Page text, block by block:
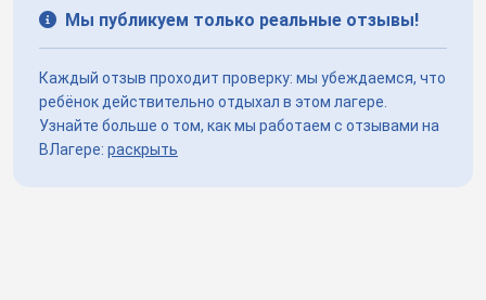
Мы публикуем только реальные отзывы!
Каждый отзыв проходит проверку: мы убеждаемся, что
ребёнок действительно отдыхал в этом лагере.
Узнайте больше о том, как мы работаем с отзывами на
ВЛагере: раскрыть